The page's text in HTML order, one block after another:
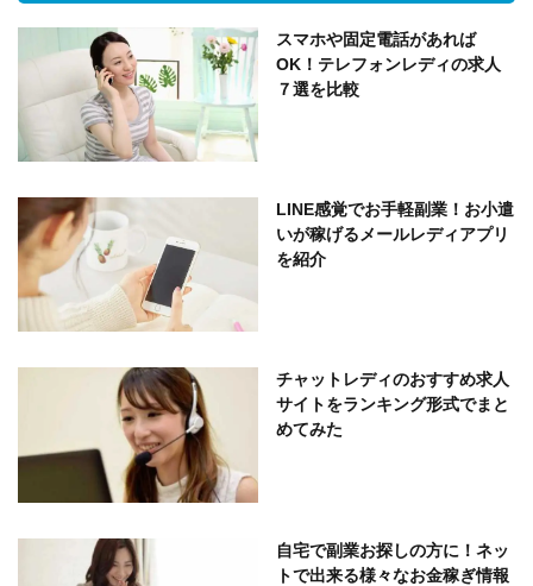
スマホや固定電話があれば
OK！テレフォンレディの求人
７選を比較
LINE感覚でお手軽副業！お小遣
いが稼げるメールレディアプリ
を紹介
チャットレディのおすすめ求人
サイトをランキング形式でまと
めてみた
自宅で副業お探しの方に！ネッ
トで出来る様々なお金稼ぎ情報